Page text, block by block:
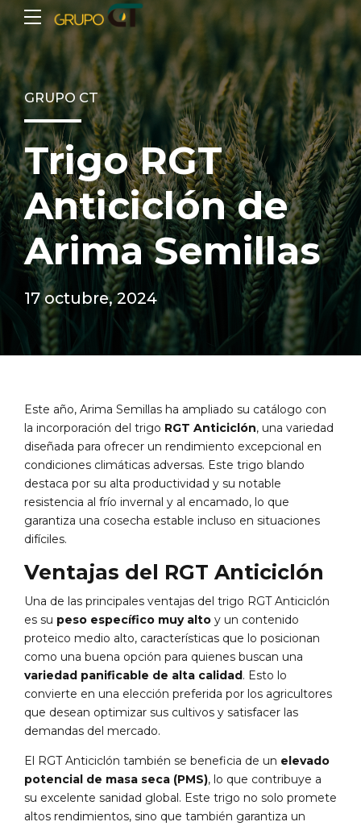
GRUPO CT
Trigo RGT
Anticiclón de
Arima Semillas
17 octubre, 2024
Este año, Arima Semillas ha ampliado su catálogo con
la incorporación del trigo RGT Anticiclón, una variedad
diseñada para ofrecer un rendimiento excepcional en
condiciones climáticas adversas. Este trigo blando
destaca por su alta productividad y su notable
resistencia al frío invernal y al encamado, lo que
garantiza una cosecha estable incluso en situaciones
difíciles.
Ventajas del RGT Anticiclón
Una de las principales ventajas del trigo RGT Anticiclón
es su peso específico muy alto y un contenido
proteico medio alto, características que lo posicionan
como una buena opción para quienes buscan una
variedad panificable de alta calidad. Esto lo
convierte en una elección preferida por los agricultores
que desean optimizar sus cultivos y satisfacer las
demandas del mercado.
El RGT Anticiclón también se beneficia de un elevado
potencial de masa seca (PMS), lo que contribuye a
su excelente sanidad global. Este trigo no solo promete
altos rendimientos, sino que también garantiza un